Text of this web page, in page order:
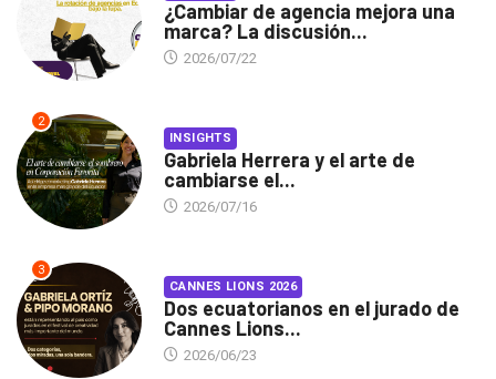
¿Cambiar de agencia mejora una
marca? La discusión...
2026/07/22
2
INSIGHTS
Gabriela Herrera y el arte de
cambiarse el...
2026/07/16
3
CANNES LIONS 2026
Dos ecuatorianos en el jurado de
Cannes Lions...
2026/06/23